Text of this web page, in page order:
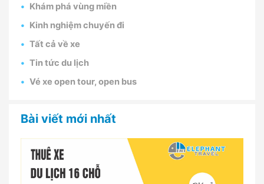
Khám phá vùng miền
Kinh nghiệm chuyến đi
Tất cả về xe
Tin tức du lịch
Vé xe open tour, open bus
Bài viết mới nhất